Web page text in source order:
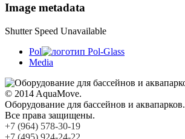
Image metadata
Shutter Speed Unavailable
Pol
Media
© 2014 AquaMove.
Оборудование для бассейнов и аквапарков.
Все права защищены.
+7 (964) 578-30-19
+7 (495) 924-24-22